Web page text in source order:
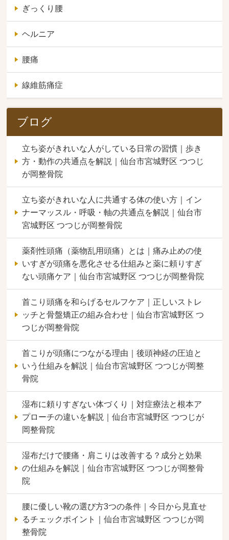
ぎっくり腰
ヘルニア
腰痛
線維筋痛症
ブログ
立ち姿がきれいな人がしている日常の習慣｜歩き
方・動作の共通点を解説｜仙台市宮城野区 つつじ
が岡整骨院
立ち姿がきれいな人に共通する体の使い方｜イン
ナーマッスル・呼吸・軸の共通点を解説｜仙台市
宮城野区 つつじが岡整骨院
薬剤性頭痛（薬物乱用頭痛）とは｜痛み止めの使
いすぎが頭痛を悪化させる仕組みと薬に頼りすぎ
ない頭痛ケア｜仙台市宮城野区 つつじが岡整骨院
首こり頭痛を和らげるセルフケア｜正しいストレ
ッチと骨盤矯正の組み合わせ｜仙台市宮城野区 つ
つじが岡整骨院
首こりが頭痛につながる理由｜後頭神経の圧迫と
いう仕組みを解説｜仙台市宮城野区 つつじが岡整
骨院
湿布に頼りすぎない体づくり｜対症療法と根本ア
プローチの違いを解説｜仙台市宮城野区 つつじが
岡整骨院
湿布だけで腰痛・肩こりは改善する？成分と効果
の仕組みを解説｜仙台市宮城野区 つつじが岡整骨
院
腰に優しい靴の選び方3つの条件｜今日から見直せ
るチェックポイント｜仙台市宮城野区 つつじが岡
整骨院